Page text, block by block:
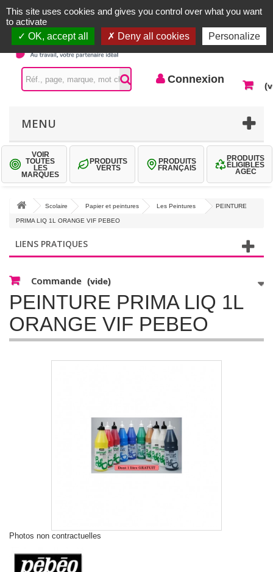
Contactez-nous
Connexion
MENU
VOIR
TOUTES
LES
MARQUES
PRODUITS
VERTS
PRODUITS
FRANÇAIS
PRODUITS
ÉLIGIBLES
AGEC
Scolaire Papier et peintures Les Peintures PEINTURE
PRIMA LIQ 1L ORANGE VIF PEBEO
LIENS PRATIQUES
Commande (vide)
PEINTURE PRIMA LIQ 1L
ORANGE VIF PEBEO
Photos non contractuelles
This site uses cookies and gives you control over what you want
to activate
OK, accept all
Deny all cookies Personalize